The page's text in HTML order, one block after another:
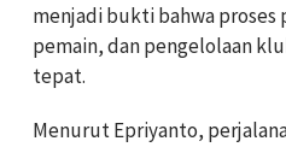
menjadi bukti bahwa
pemain, dan pengelolaan
tepat.
Menurut Epriyanto,